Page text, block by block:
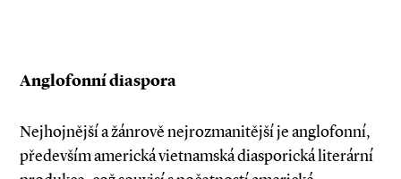
Anglofonní diaspora
Nejhojnější a žánrově nejrozmanitější je anglofonní,
především americká vietnamská diasporická literární